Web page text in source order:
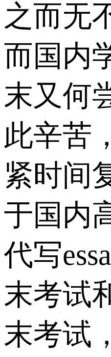
之而无
而国内
末又何
此辛苦
紧时间
于国内
代写
末考试
末考试